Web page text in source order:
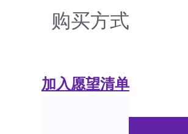
购买方式
加入愿望清单